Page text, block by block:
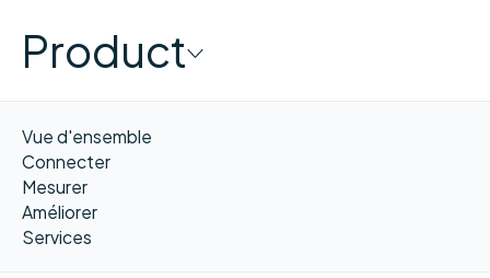
Product
Vue d'ensemble
Connecter
Mesurer
Améliorer
Services